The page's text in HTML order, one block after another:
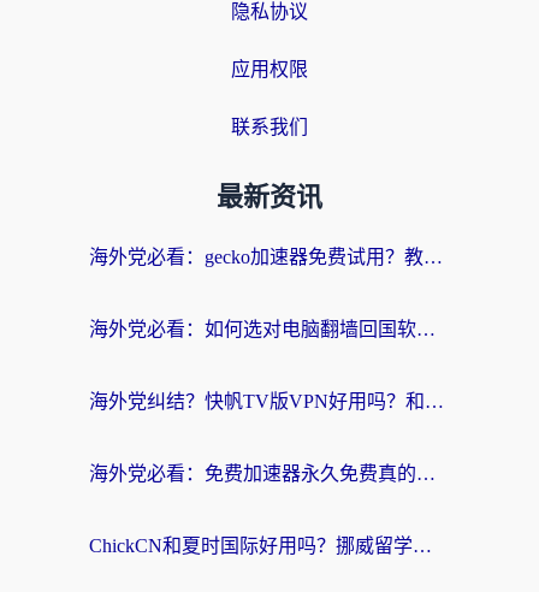
隐私协议
应用权限
联系我们
最新资讯
海外党必看：gecko加速器免费试用？教你选对回国加速器，无缝刷国内剧玩游戏
海外党必看：如何选对电脑翻墙回国软件，轻松解锁国内资源？
海外党纠结？快帆TV版VPN好用吗？和扇贝手游VPN对比哪个回国效果更好？
海外党必看：免费加速器永久免费真的存在吗？教你选对回国加速器无缝刷国内资源
ChickCN和夏时国际好用吗？挪威留学生亲测3款回国加速器，附穿梭和加速喵对比指南